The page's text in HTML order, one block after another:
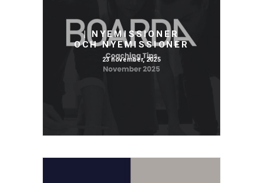
| NYEMISSIONER
OCH NYEMISSIONER
23 november, 2025